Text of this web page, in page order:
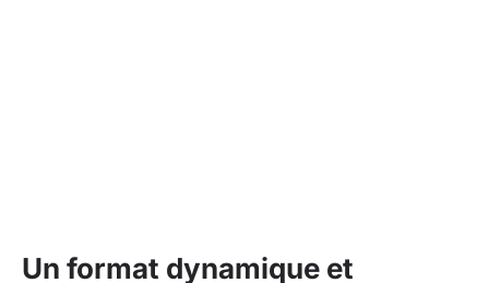
Un format dynamique et